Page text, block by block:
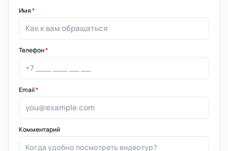
Имя*
Телефон*
Email*
Комментарий